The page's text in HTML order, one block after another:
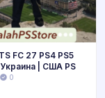
FC 27 PS4 PS5
| США PS
0